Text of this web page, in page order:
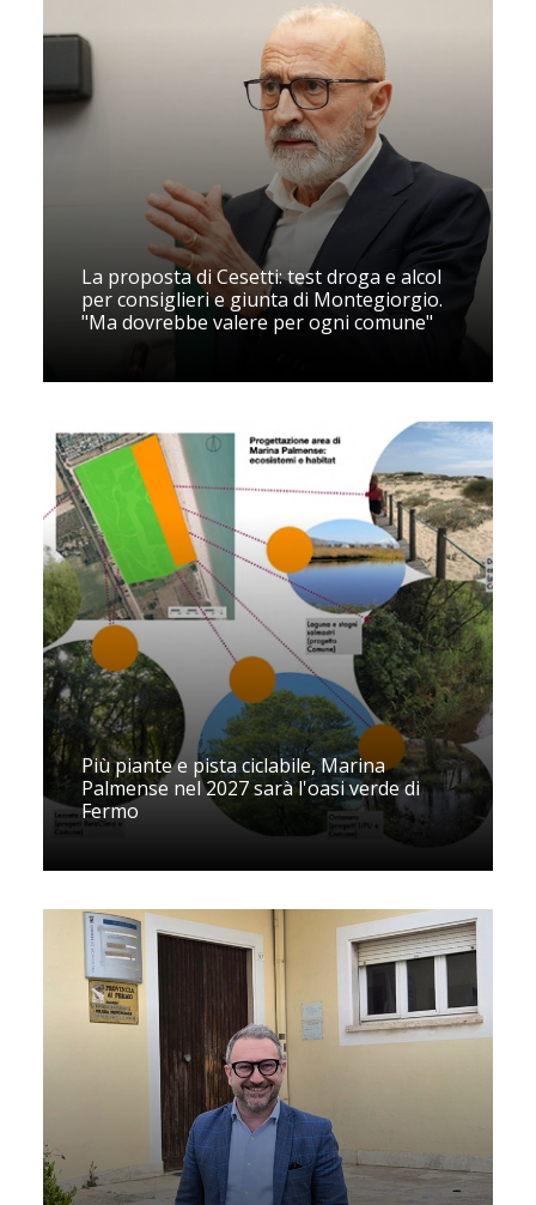
La proposta di Cesetti: test droga e alcol
per consiglieri e giunta di Montegiorgio.
"Ma dovrebbe valere per ogni comune"
Più piante e pista ciclabile, Marina
Palmense nel 2027 sarà l'oasi verde di
Fermo